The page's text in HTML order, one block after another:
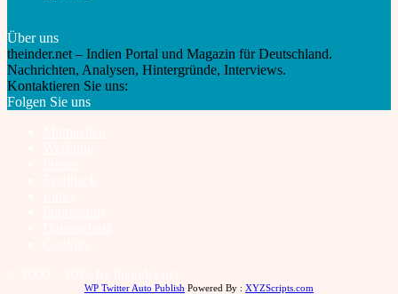
Über uns
theinder.net – Indien Portal und Magazin für Deutschland.
Nachrichten, Analysen, Hintergründe, Interviews.
Kontaktieren Sie uns:
Folgen Sie uns
WP Twitter Auto Publish Powered By : XYZScripts.com